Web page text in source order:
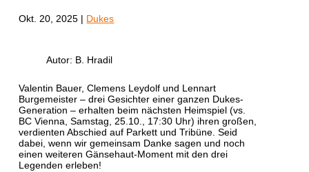
Okt. 20, 2025 | Dukes
Autor: B. Hradil
Valentin Bauer, Clemens Leydolf und Lennart
Burgemeister – drei Gesichter einer ganzen Dukes-
Generation – erhalten beim nächsten Heimspiel (vs.
BC Vienna, Samstag, 25.10., 17:30 Uhr) ihren großen,
verdienten Abschied auf Parkett und Tribüne. Seid
dabei, wenn wir gemeinsam Danke sagen und noch
einen weiteren Gänsehaut-Moment mit den drei
Legenden erleben!